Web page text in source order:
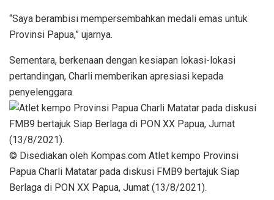
“Saya berambisi mempersembahkan medali emas untuk
Provinsi Papua,” ujarnya.
Sementara, berkenaan dengan kesiapan lokasi-lokasi
pertandingan, Charli memberikan apresiasi kepada
penyelenggara.
© Disediakan oleh Kompas.com Atlet kempo Provinsi
Papua Charli Matatar pada diskusi FMB9 bertajuk Siap
Berlaga di PON XX Papua, Jumat (13/8/2021).